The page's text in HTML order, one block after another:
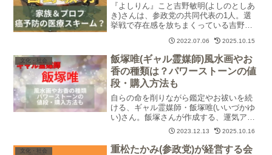
『よしりん』こと吉野敏明(よしのとしあ
き)さんは、参政党の共同代表の1人。選
挙戦で存在感を放ちまくっている吉野敏
歴プロフィール、吉野敏明さんが提唱す
る癌すらも予防する画期的な医療の枠組
みについて調査しました。
2022.07.06 2025.10.15
文化・社会
飯塚唯(ギャル霊媒師)風水画やお
香の種類は？パワーストーンの値
段・購入方法も
自らの命を削りながら鑑定やお祓いを続
ける、ギャル霊媒師・飯塚唯(いいづかゆ
い)さん。飯塚さんが作成する、運気アッ
プ・邪気払いアイテム「風水画」「パワ
ーストーン」「お香」の種類や値段、購
入方法について調査・紹介します。
2023.12.13 2025.10.16
文化・社会
重松たかみ(参政党)が経営する会